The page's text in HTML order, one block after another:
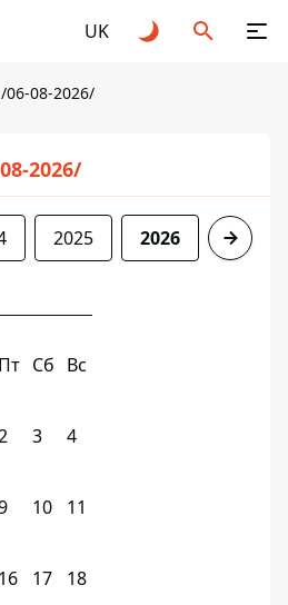
UK
06-08-2026/
2026/
2025 2026
Пт Сб Вс
3 4
10 11
16 17 18